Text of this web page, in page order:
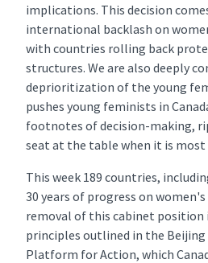
implications. This decision
international backlash on
with countries rolling back
structures. We are also deeply
deprioritization of the young
pushes young feminists in
footnotes of decision-making,
seat at the table when it is
This week 189 countries,
30 years of progress on
removal of this cabinet position
principles outlined in the Beijing
Platform for Action, which